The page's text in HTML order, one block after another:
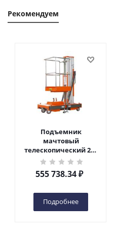
Рекомендуем
Подъемник
мачтовый
телескопический 200
кг 6 м TOR GTWY6-200S
DC 2-мачтовый
(автономный) (G) в
555 738.34₽
Подробнее